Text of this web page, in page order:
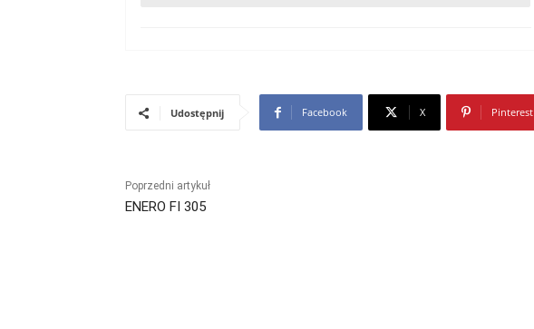
Udostępnij Facebook X Pinterest
Poprzedni artykuł
ENERO FI 305